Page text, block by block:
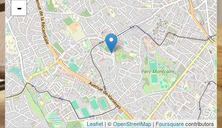
-
Leaflet | ©OpenStreetMap | Foursquarecontributors